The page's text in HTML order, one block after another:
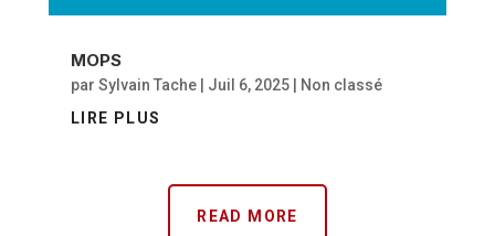
MOPS
par Sylvain Tache| Juil 6, 2025|
Non classé
LIRE PLUS
READ MORE